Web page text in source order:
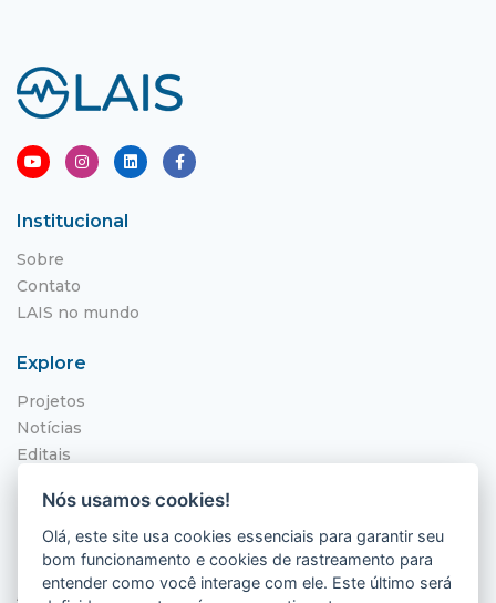
Institucional
Sobre
Contato
LAIS no mundo
Explore
Projetos
Notícias
Editais
Localização
Hospital Universitário Onofre Lopes - HUOL
Av. Nilo Peçanha, 620 - Petrópolis
Nós usamos cookies!
Olá, este site usa cookies essenciais para garantir seu
bom funcionamento e cookies de rastreamento para
entender como você interage com ele. Este último será